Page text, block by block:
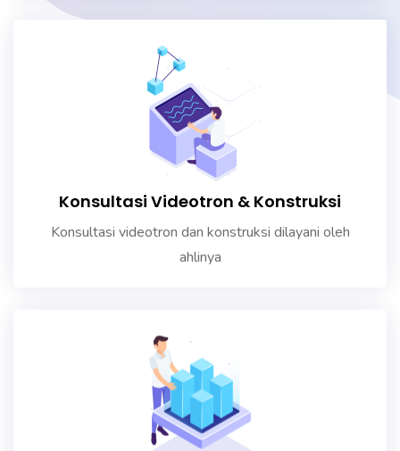
Konsultasi Videotron & Konstruksi
Konsultasi videotron dan konstruksi dilayani oleh
ahlinya